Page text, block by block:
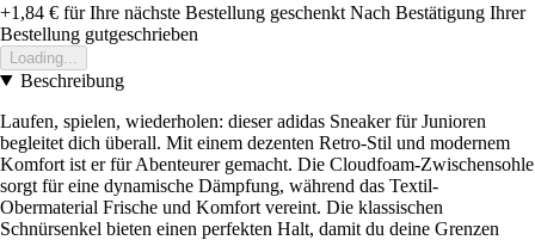
+1,84 € für Ihre nächste Bestellung geschenkt Nach Bestätigung Ihrer
Bestellung gutgeschrieben
Loading...
Beschreibung
Laufen, spielen, wiederholen: dieser adidas Sneaker für Junioren
begleitet dich überall. Mit einem dezenten Retro-Stil und modernem
Komfort ist er für Abenteurer gemacht. Die Cloudfoam-Zwischensohle
sorgt für eine dynamische Dämpfung, während das Textil-
Obermaterial Frische und Komfort vereint. Die klassischen
Schnürsenkel bieten einen perfekten Halt, damit du deine Grenzen